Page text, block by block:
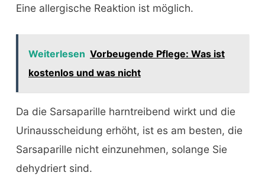
Eine allergische Reaktion ist möglich.
Weiterlesen Vorbeugende Pflege: Was ist
kostenlos und was nicht
Da die Sarsaparille harntreibend wirkt und die
Urinausscheidung erhöht, ist es am besten, die
Sarsaparille nicht einzunehmen, solange Sie
dehydriert sind.